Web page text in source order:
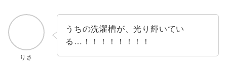
りさ
うちの洗濯槽が、光り輝いてい
る…！！！！！！！！